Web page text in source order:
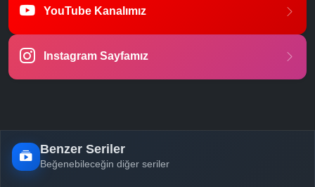
YouTube Kanalımız
Instagram Sayfamız
Benzer Seriler
Beğenebileceğin diğer seriler